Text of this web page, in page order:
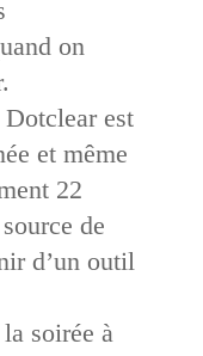
on
est
et même
22
de
d’un outil
soirée à